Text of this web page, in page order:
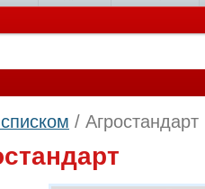
/ Агростандарт